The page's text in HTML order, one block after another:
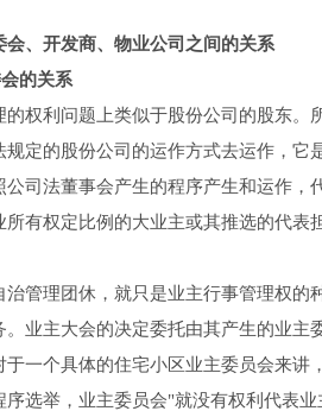
会、开发商、物业公司之间的关系
的关系
利问题上类似于股份公司的股东。
规定的股份公司的运作方式去运作，
公司法董事会产生的程序产生和运作
所有权定比例的大业主或其推选的代
理团休，就只是业主行事管理权的
。业主大会的决定委托由其产生的业
于一个具体的住宅小区业主委员会来
序选举，业主委员会"就没有权利代表业